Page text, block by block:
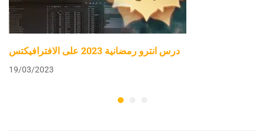
درس انترو رمضانية 2023 على الافترافيكتس
19/03/2023